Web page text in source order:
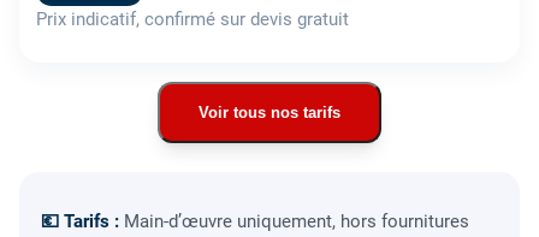
Prix indicatif, confirmé sur devis gratuit
Voir tous nos tarifs
💶 Tarifs : Main-d’œuvre uniquement, hors fournitures